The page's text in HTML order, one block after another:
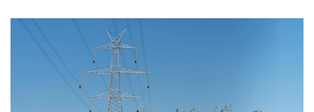
Transition énergétique